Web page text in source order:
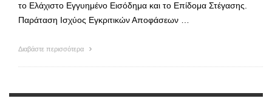
το Ελάχιστο Εγγυημένο Εισόδημα και το Επίδομα Στέγασης.
Παράταση Ισχύος Εγκριτικών Αποφάσεων …
Διαβάστε περισσότερα